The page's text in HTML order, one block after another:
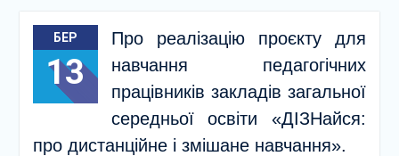
БЕР
13
Про реалізацію проєкту для
навчання педагогічних
працівників закладів загальної
середньої освіти «ДІЗНайся:
про дистанційне і змішане навчання».